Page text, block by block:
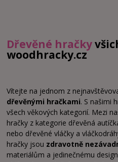
Dřevěné hračky
woodhracky.cz
Vítejte na jednom z
dřevěnými hračkami. S našimi
všech věkových kategorií. Mezi
hračky z kategorie dřevěná
nebo dřevěné vláčky a
hračky jsou zdravotně
materiálům a jedinečnému